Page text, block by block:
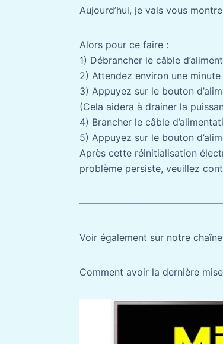
Aujourd’hui, je vais vous
Alors pour ce faire :
1) Débrancher le câble
2) Attendez environ une minute
3) Appuyez sur le bouton
(Cela aidera à drainer la
4) Brancher le câble
5) Appuyez sur le bouton
Après cette réinitialisation
problème persiste, veuillez
Voir également sur notre
Comment avoir la dernière